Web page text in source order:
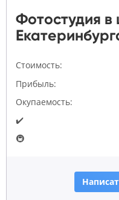
Фотостудия в
Стоимость:
Прибыль:
Окупаемость:
✔️
🚇